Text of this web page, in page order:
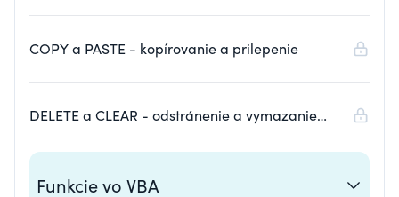
COPY a PASTE - kopírovanie a prilepenie
DELETE a CLEAR - odstránenie a vymazanie
Funkcie vo VBA